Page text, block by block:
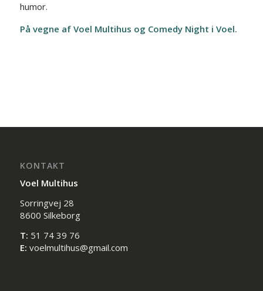
humor.
På vegne af Voel Multihus og Comedy Night i Voel.
KONTAKT
Voel Multihus
Sorringvej 28
8600 Silkeborg
T: 51 74 39 76
E: voelmultihus@gmail.com